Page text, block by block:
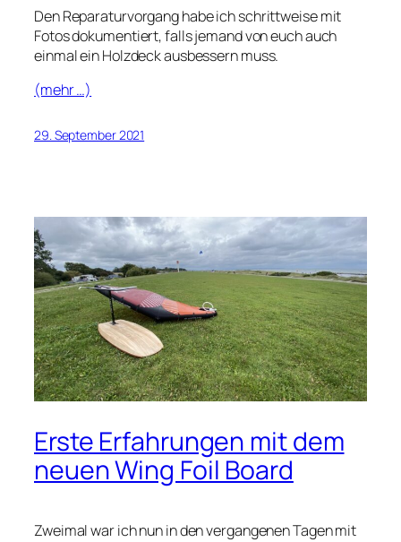
Den Reparaturvorgang habe ich schrittweise mit
Fotos dokumentiert, falls jemand von euch auch
einmal ein Holzdeck ausbessern muss.
(mehr …)
29. September 2021
Erste Erfahrungen mit dem
neuen Wing Foil Board
Zweimal war ich nun in den vergangenen Tagen mit